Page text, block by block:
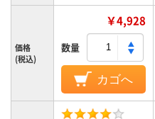
価格
(税込)
￥4,928
数量
カゴへ